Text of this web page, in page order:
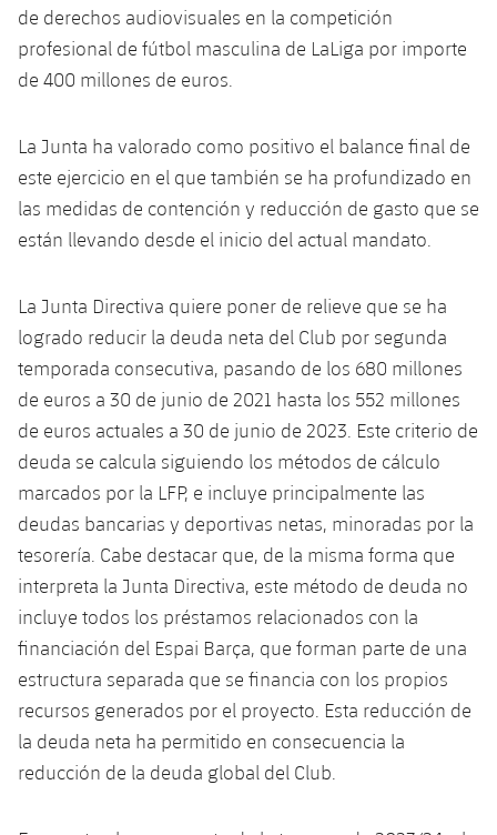
de derechos audiovisuales en la competición
profesional de fútbol masculina de LaLiga por importe
de 400 millones de euros.
La Junta ha valorado como positivo el balance final de
este ejercicio en el que también se ha profundizado en
las medidas de contención y reducción de gasto que se
están llevando desde el inicio del actual mandato.
La Junta Directiva quiere poner de relieve que se ha
logrado reducir la deuda neta del Club por segunda
temporada consecutiva, pasando de los 680 millones
de euros a 30 de junio de 2021 hasta los 552 millones
de euros actuales a 30 de junio de 2023. Este criterio de
deuda se calcula siguiendo los métodos de cálculo
marcados por la LFP, e incluye principalmente las
deudas bancarias y deportivas netas, minoradas por la
tesorería. Cabe destacar que, de la misma forma que
interpreta la Junta Directiva, este método de deuda no
incluye todos los préstamos relacionados con la
financiación del Espai Barça, que forman parte de una
estructura separada que se financia con los propios
recursos generados por el proyecto. Esta reducción de
la deuda neta ha permitido en consecuencia la
reducción de la deuda global del Club.